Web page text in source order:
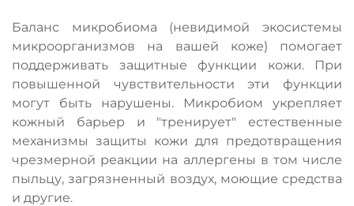
Баланс микробиома (невидимой экосистемы
микроорганизмов на вашей коже) помогает
поддерживать защитные функции кожи. При
повышенной чувствительности эти функции
могут быть нарушены. Микробиом укрепляет
кожный барьер и "тренирует" естественные
механизмы защиты кожи для предотвращения
чрезмерной реакции на аллергены в том числе
пыльцу, загрязненный воздух, моющие средства
и другие.